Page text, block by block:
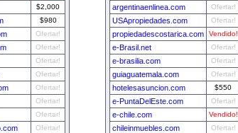
$2,000
$980
Ofertar!
Ofertar!
Ofertar!
Ofertar!
Ofertar!
Ofertar!
Ofertar!
Ofertar!
argentinaenlinea.com Ofertar!
USApropiedades.com Ofertar!
propiedadescostarica.com Vendido!
e-Brasil.net Ofertar!
e-brasilia.com Ofertar!
guiaguatemala.com Ofertar!
hotelesasuncion.com $550
e-PuntaDelEste.com Ofertar!
e-chile.com Vendido!
chileinmuebles.com Ofertar!